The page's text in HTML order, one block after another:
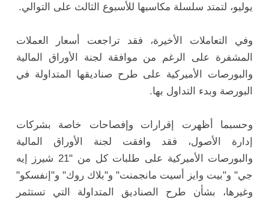
يوليو، لتمتد سلسلة مكاسبها للأسبوع الثالث على التوالي.
وفي التعاملات الأخيرة، فقد تراجعت أسعار العملات
المشفرة على الرغم من موافقة لجنة الأوراق المالية
والبورصات الأميركية على طرح صناديقها المتداولة في
البورصة وبدء التداول بها.
وحسبما أظهرت إقرارات وإفصاحات خاصة بشركات
إدارة الأصول، فقد وافقت لجنة الأوراق المالية
والبورصات الأميركية على طلبات كل من "21 شيرز إيه
جي" و"بيت وايز أسيت مانجمنت" و"بلاك روك" و"إنفسكو"
وغيرها، بشأن طرح الصناديق المتداولة التي تستثمر